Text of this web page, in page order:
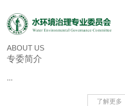
ABOUT US
专委简介
...
了解更多